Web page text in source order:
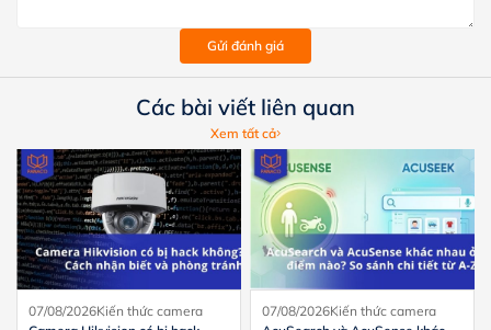
Gửi đánh giá
Các bài viết liên quan
Xem tất cả
07/08/2026Kiến thức camera
07/08/2026Kiến thức camera